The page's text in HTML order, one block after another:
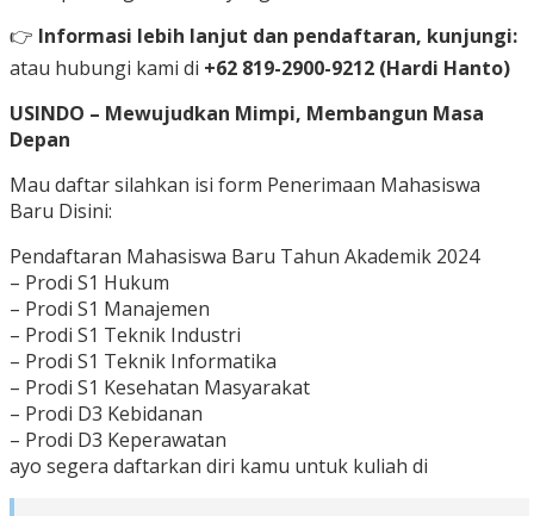
👉 Informasi lebih lanjut dan pendaftaran, kunjungi:
atau hubungi kami di +62 819-2900-9212 (Hardi Hanto)
USINDO – Mewujudkan Mimpi, Membangun Masa
Depan
Mau daftar silahkan isi form Penerimaan Mahasiswa
Baru Disini:
Pendaftaran Mahasiswa Baru Tahun Akademik 2024
– Prodi S1 Hukum
– Prodi S1 Manajemen
– Prodi S1 Teknik Industri
– Prodi S1 Teknik Informatika
– Prodi S1 Kesehatan Masyarakat
– Prodi D3 Kebidanan
– Prodi D3 Keperawatan
ayo segera daftarkan diri kamu untuk kuliah di